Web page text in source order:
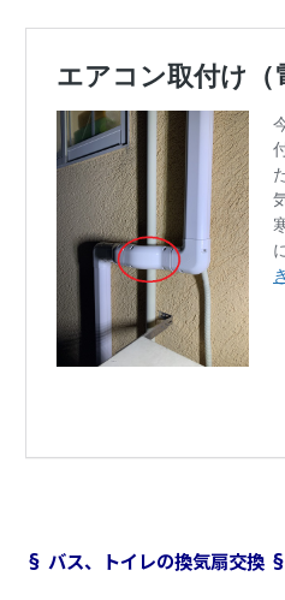
§ バス、トイレの換気扇交換 §